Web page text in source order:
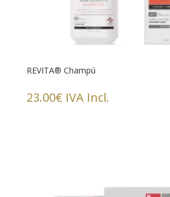
REVITA® Champú
23.00€ IVA Incl.